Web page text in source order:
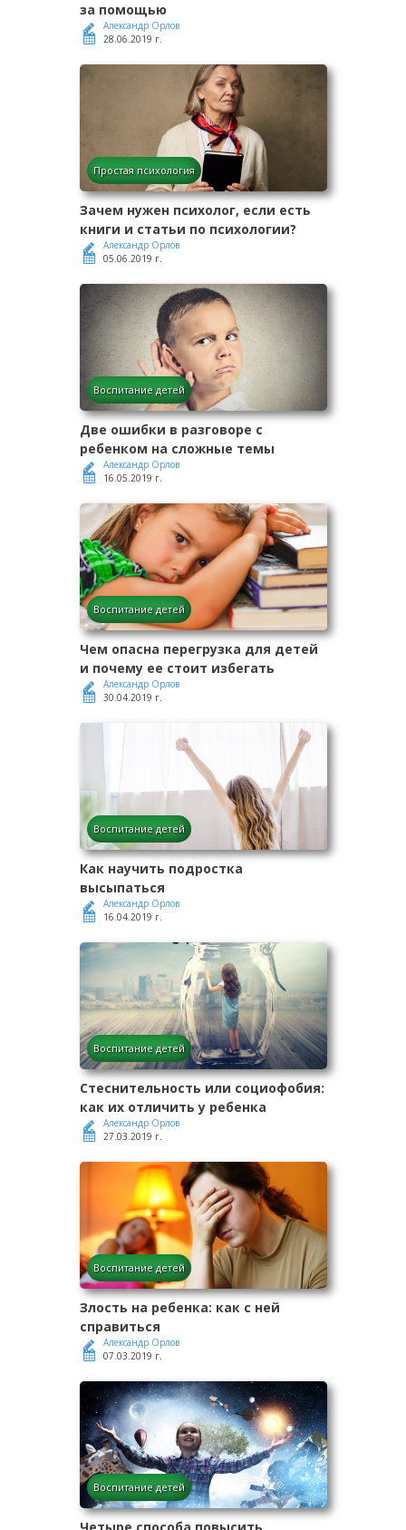
за помощью
Александр Орлов
28.06.2019 г.
Простая психология
Зачем нужен психолог, если есть
книги и статьи по психологии?
Александр Орлов
05.06.2019 г.
Воспитание детей
Две ошибки в разговоре с
ребенком на сложные темы
Александр Орлов
16.05.2019 г.
Воспитание детей
Чем опасна перегрузка для детей
и почему ее стоит избегать
Александр Орлов
30.04.2019 г.
Воспитание детей
Как научить подростка
высыпаться
Александр Орлов
16.04.2019 г.
Воспитание детей
Стеснительность или социофобия:
как их отличить у ребенка
Александр Орлов
27.03.2019 г.
Воспитание детей
Злость на ребенка: как с ней
справиться
Александр Орлов
07.03.2019 г.
Воспитание детей